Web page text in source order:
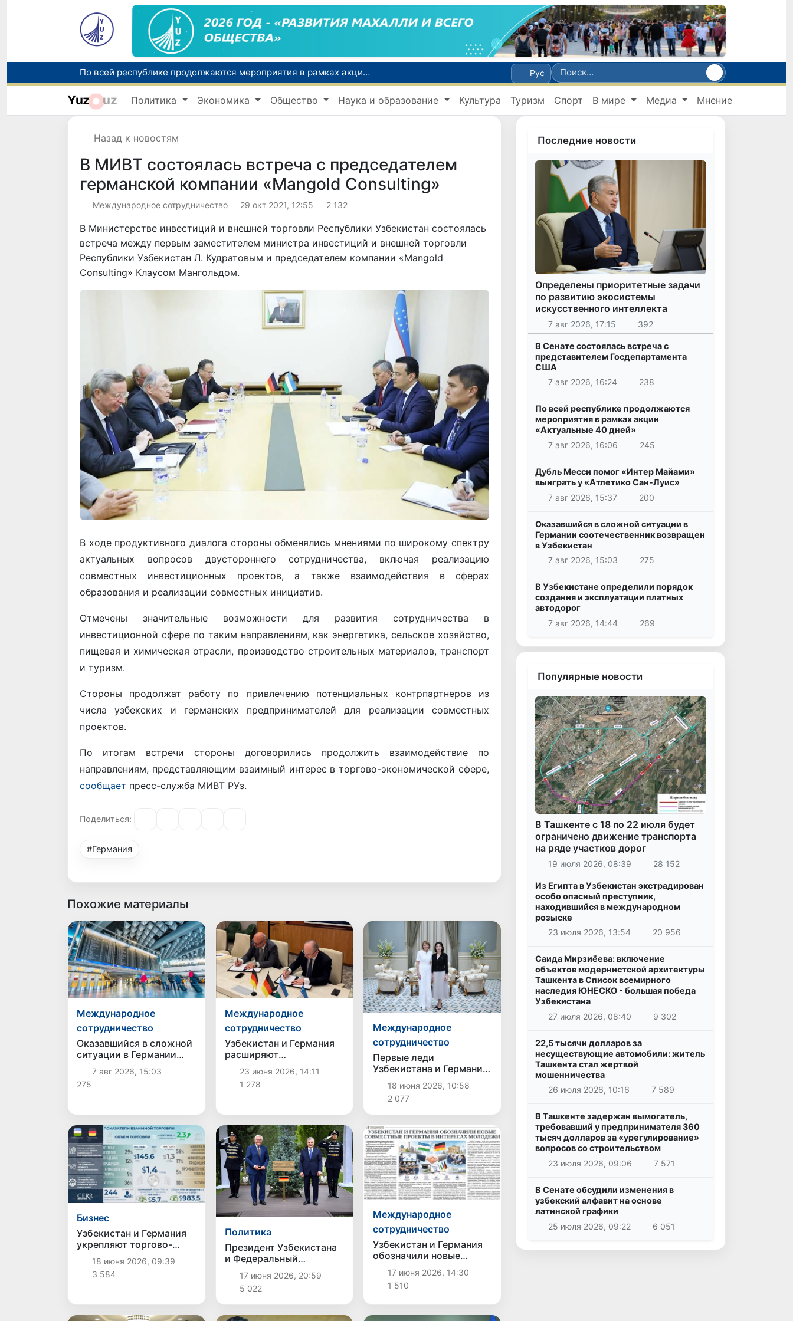
По всей республике продолжаются мероприятия в рамках акции «Актуальные 40 дней»
Оказавшийся в сложной ситуации в Германии соотечественник возвращен в Узбекистан
В Узбекистане определили порядок создания и эксплуатации платных автодорог
Рус
Yuz uz Политика Экономика Общество Наука и образование Культура Туризм Спорт В мире Медиа Мнение
Назад к новостям
В МИВТ состоялась встреча с председателем
германской компании «Mangold Consulting»
Международное сотрудничество 29 окт 2021, 12:55 2 132
В Министерстве инвестиций и внешней торговли Республики Узбекистан состоялась
встреча между первым заместителем министра инвестиций и внешней торговли
Республики Узбекистан Л. Кудратовым и председателем компании «Mangold
Consulting» Клаусом Мангольдом.
В ходе продуктивного диалога стороны обменялись мнениями по широкому спектру
актуальных вопросов двустороннего сотрудничества, включая реализацию
совместных инвестиционных проектов, а также взаимодействия в сферах
образования и реализации совместных инициатив.
Отмечены значительные возможности для развития сотрудничества в
инвестиционной сфере по таким направлениям, как энергетика, сельское хозяйство,
пищевая и химическая отрасли, производство строительных материалов, транспорт
и туризм.
Стороны продолжат работу по привлечению потенциальных контрпартнеров из
числа узбекских и германских предпринимателей для реализации совместных
проектов.
По итогам встречи стороны договорились продолжить взаимодействие по
направлениям, представляющим взаимный интерес в торгово-экономической сфере,
сообщает пресс-служба МИВТ РУз.
Поделиться:
#Германия
Похожие материалы
Международное
сотрудничество
Оказавшийся в сложной
ситуации в Германии
соотечественник
возвращен в Узбекистан
7 авг 2026, 15:03
275
Международное
сотрудничество
Узбекистан и Германия
расширяют
сотрудничество в сфере
подготовки и
трудоустройства
23 июня 2026, 14:11
1 278
Международное
сотрудничество
Первые леди
Узбекистана и Германии
посетили
Международный
инклюзивный хаб в
Ташкенте
18 июня 2026, 10:58
2 077
Бизнес
Узбекистан и Германия
укрепляют торгово-
инвестиционное
партнерство:
инфографика
18 июня 2026, 09:39
3 584
Политика
Президент Узбекистана
и Федеральный
президент Германии
посадили дерево на
Аллее почетных гостей
17 июня 2026, 20:59
5 022
Международное
сотрудничество
Узбекистан и Германия
обозначили новые
совместные проекты в
интересах молодежи
17 июня 2026, 14:30
1 510
Последние новости
Определены приоритетные задачи
по развитию экосистемы
искусственного интеллекта
7 авг 2026, 17:15 392
В Сенате состоялась встреча с
представителем Госдепартамента
США
7 авг 2026, 16:24
238
По всей республике продолжаются
мероприятия в рамках акции
«Актуальные 40 дней»
7 авг 2026, 16:06
245
Дубль Месси помог «Интер Майами»
выиграть у «Атлетико Сан-Луис»
7 авг 2026, 15:37
200
Оказавшийся в сложной ситуации в
Германии соотечественник возвращен
в Узбекистан
7 авг 2026, 15:03
275
В Узбекистане определили порядок
создания и эксплуатации платных
автодорог
7 авг 2026, 14:44
269
Популярные новости
В Ташкенте с 18 по 22 июля будет
ограничено движение транспорта
на ряде участков дорог
19 июля 2026, 08:39 28 152
Из Египта в Узбекистан экстрадирован
особо опасный преступник,
находившийся в международном
розыске
23 июля 2026, 13:54
20 956
Саида Мирзиёева: включение
объектов модернистской архитектуры
Ташкента в Список всемирного
наследия ЮНЕСКО - большая победа
Узбекистана
27 июля 2026, 08:40
9 302
22,5 тысячи долларов за
несуществующие автомобили: житель
Ташкента стал жертвой
мошенничества
26 июля 2026, 10:16
7 589
В Ташкенте задержан вымогатель,
требовавший у предпринимателя 360
тысяч долларов за «урегулирование»
вопросов со строительством
23 июля 2026, 09:06
7 571
В Сенате обсудили изменения в
узбекский алфавит на основе
латинской графики
25 июля 2026, 09:22
6 051